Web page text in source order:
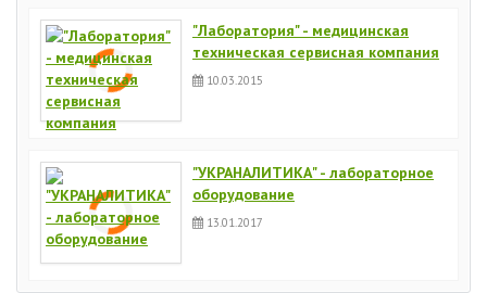
"Лаборатория" - медицинская
техническая сервисная компания
10.03.2015
"УКРАНАЛИТИКА" - лабораторное
оборудование
13.01.2017